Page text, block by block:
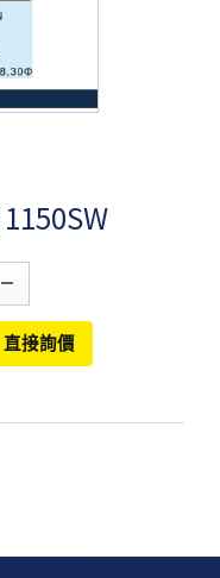
-
直接詢價